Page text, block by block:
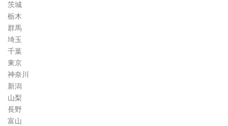
茨城
栃木
群馬
埼玉
千葉
東京
神奈川
新潟
山梨
長野
富山